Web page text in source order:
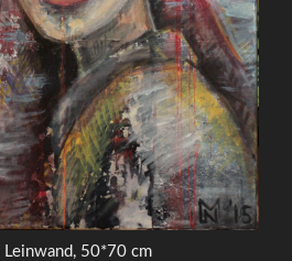
Leinwand, 50*70 cm